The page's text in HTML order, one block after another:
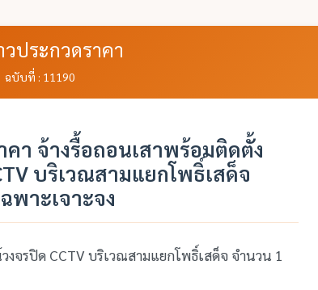
วประกวดราคา
ฉบับที่ : 11190
า จ้างรื้อถอนเสาพร้อมติดตั้ง
บริเวณสามแยกโพธิ์เสด็จ
พาะเจาะจง
งจรปิด CCTV บริเวณสามแยกโพธิ์เสด็จ จำนวน 1